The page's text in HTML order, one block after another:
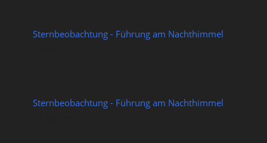
Sternbeobachtung - Führung am Nachthimmel
Sternbeobachtung - Führung am Nachthimmel